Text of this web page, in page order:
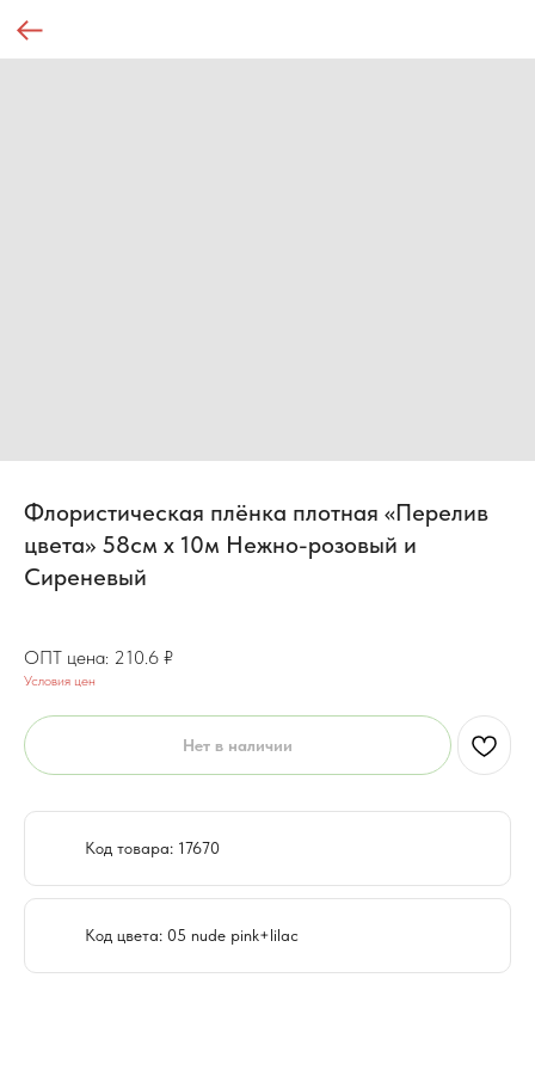
Флористическая плёнка плотная «Перелив
цвета» 58см х 10м Нежно-розовый и
Сиреневый
210.6 ₽
Условия цен
Нет в наличии
Код товара: 17670
Код цвета: 05 nude pink+lilac